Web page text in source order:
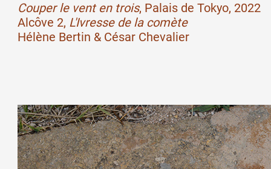
Couper le vent en trois, Palais de Tokyo, 2022
Alcôve 2, L'Ivresse de la comète
Hélène Bertin & César Chevalier